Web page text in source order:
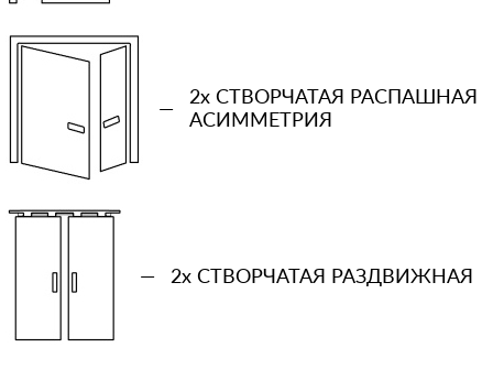
—
2x СТВОРЧАТАЯ РАСПАШНАЯ
АСИММЕТРИЯ
— 2x СТВОРЧАТАЯ РАЗДВИЖНАЯ
Сообщение
Отправляя форму вы соглашаетесь с условиями